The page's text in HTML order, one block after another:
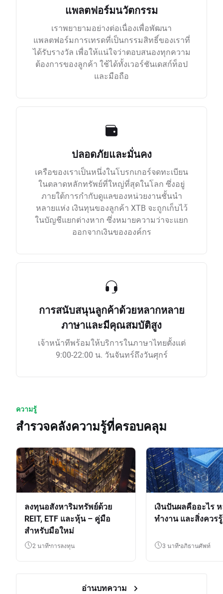
แพลตฟอร์มนวัตกรรม
เราพยายามอย่างต่อเนื่องเพื่อพัฒนา
แพลตฟอร์มการเทรดที่เป็นกรรมสิทธิ์ของเราที่
ได้รับรางวัล เพื่อให้แน่ใจว่าตอบสนองทุกความ
ต้องการของลูกค้า ใช้ได้ทั้งเวอร์ชันเดสก์ท็อป
และมือถือ
ปลอดภัยและมั่นคง
เครือของเราเป็นหนึ่งในโบรกเกอร์จดทะเบียน
ในตลาดหลักทรัพย์ที่ใหญ่ที่สุดในโลก ซึ่งอยู่
ภายใต้การกำกับดูแลของหน่วยงานชั้นนำ
หลายแห่ง เงินทุนของลูกค้า XTB จะถูกเก็บไว้
ในบัญชีแยกต่างหาก ซึ่งหมายความว่าจะแยก
ออกจากเงินขององค์กร
การสนับสนุนลูกค้าด้วยหลากหลาย
ภาษาและมีคุณสมบัติสูง
เจ้าหน้าทีพร้อมให้บริการในภาษาไทยตั้งแต่
9:00-22:00 น. วันจันทร์ถึงวันศุกร์
ความรู้
สำรวจคลังความรู้ที่ครอบคลุม
ลงทุนอสังหาริมทรัพย์ด้วย
REIT, ETF และหุ้น – คู่มือ
สำหรับมือใหม่
2 นาที การลงทุน
เงินปันผลคืออะไร
ทำงาน และสิ่งควรรู้
3 นาที อภิธานศัพท์
อ่านบทความ